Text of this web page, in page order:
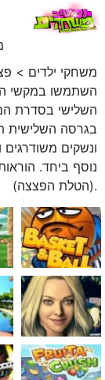
משחקי ילדים >
השלישי בסדרת
בגרסה השלישית
ונשקים
נוסף ביחד.
(הטלת הפצצה).